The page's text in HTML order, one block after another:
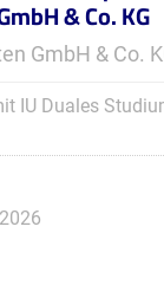
& Co. KG
GmbH & Co.
IU Duales